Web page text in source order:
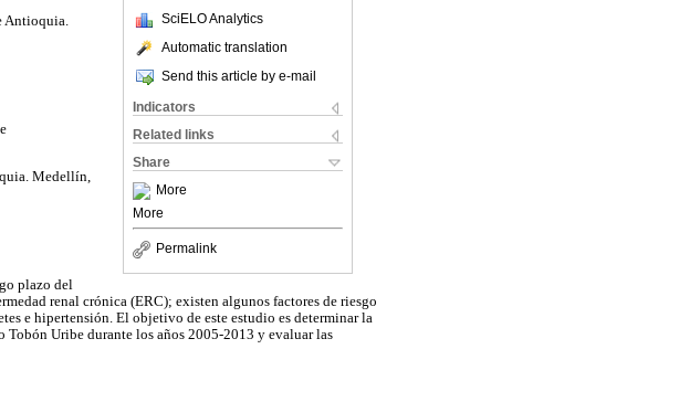
SciELO Analytics
Automatic translation
Send this article by e-mail
Indicators
Related links
Share
More
More
Permalink
Antioquia.
Medellín,
plazo del
renal crónica (ERC); existen algunos factores de riesgo
e hipertensión. El objetivo de este estudio es determinar la
Uribe durante los años 2005-2013 y evaluar las